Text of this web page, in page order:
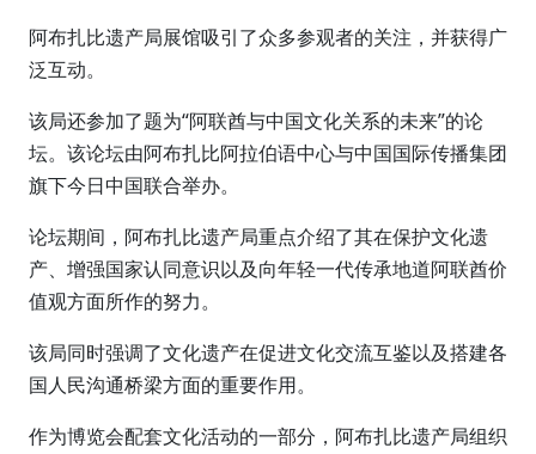
阿布扎比遗产局展馆吸引了众多参观者的关注，并获得广
泛互动。
该局还参加了题为“阿联酋与中国文化关系的未来”的论
坛。该论坛由阿布扎比阿拉伯语中心与中国国际传播集团
旗下今日中国联合举办。
论坛期间，阿布扎比遗产局重点介绍了其在保护文化遗
产、增强国家认同意识以及向年轻一代传承地道阿联酋价
值观方面所作的努力。
该局同时强调了文化遗产在促进文化交流互鉴以及搭建各
国人民沟通桥梁方面的重要作用。
作为博览会配套文化活动的一部分，阿布扎比遗产局组织